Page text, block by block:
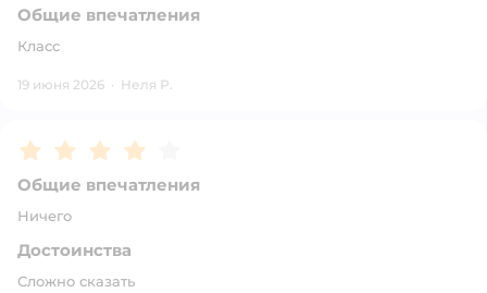
Общие впечатления
Класс
19 июня 2026 · Неля Р.
Рейтинг:4
Общие впечатления
Ничего
Достоинства
Сложно сказать